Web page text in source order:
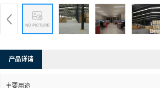
产品详请
主要用途